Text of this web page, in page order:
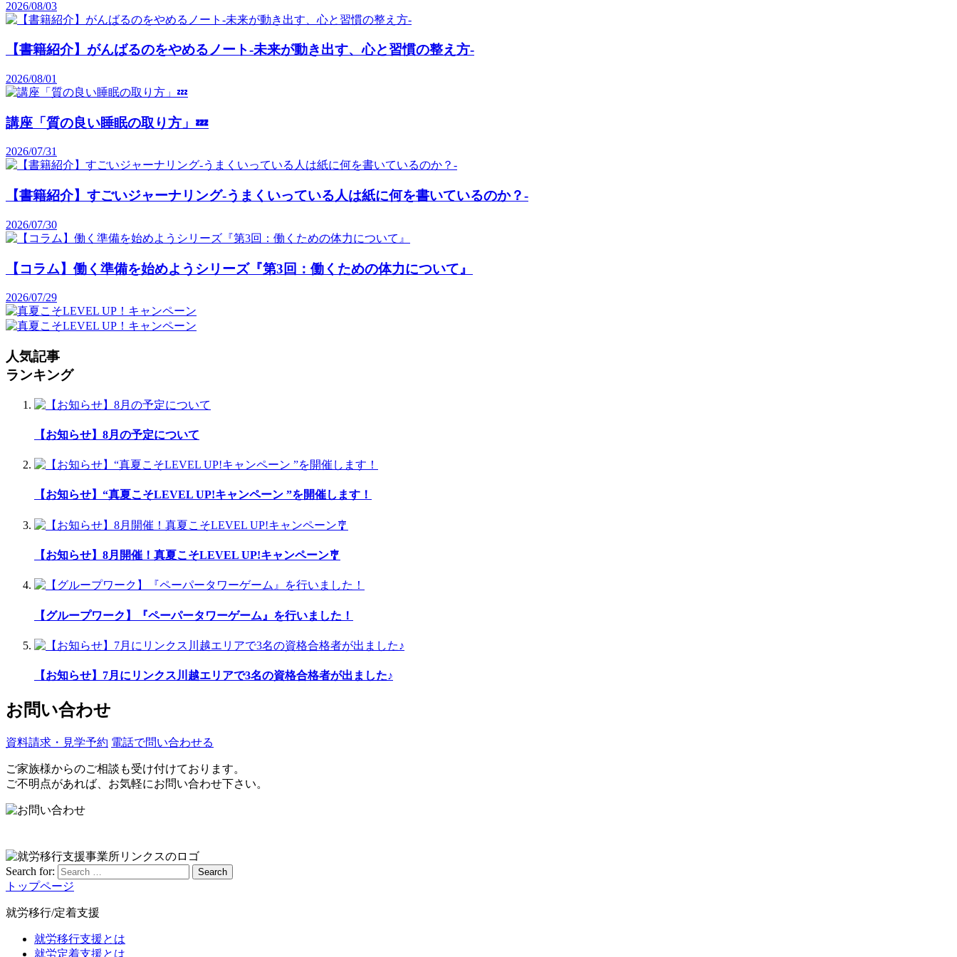
2026/08/03
【書籍紹介】がんばるのをやめるノート-未来が動き出す、心と習慣の整え方-
2026/08/01
講座「質の良い睡眠の取り方」💤
2026/07/31
【書籍紹介】すごいジャーナリング-うまくいっている人は紙に何を書いているのか？-
2026/07/30
【コラム】働く準備を始めようシリーズ『第3回：働くための体力について』
2026/07/29
人気記事
ランキング
【お知らせ】8月の予定について
【お知らせ】“真夏こそLEVEL UP!キャンペーン ”を開催します！
【お知らせ】8月開催！真夏こそLEVEL UP!キャンペーン🎐
【グループワーク】『ペーパータワーゲーム』を行いました！
【お知らせ】7月にリンクス川越エリアで3名の資格合格者が出ました♪
お問い合わせ
資料請求・見学予約 電話で問い合わせる
ご家族様からのご相談も受け付けております。
ご不明点があれば、お気軽にお問い合わせ下さい。
Search for: Search
トップページ
就労移行/定着支援
就労移行支援とは
就労定着支援とは